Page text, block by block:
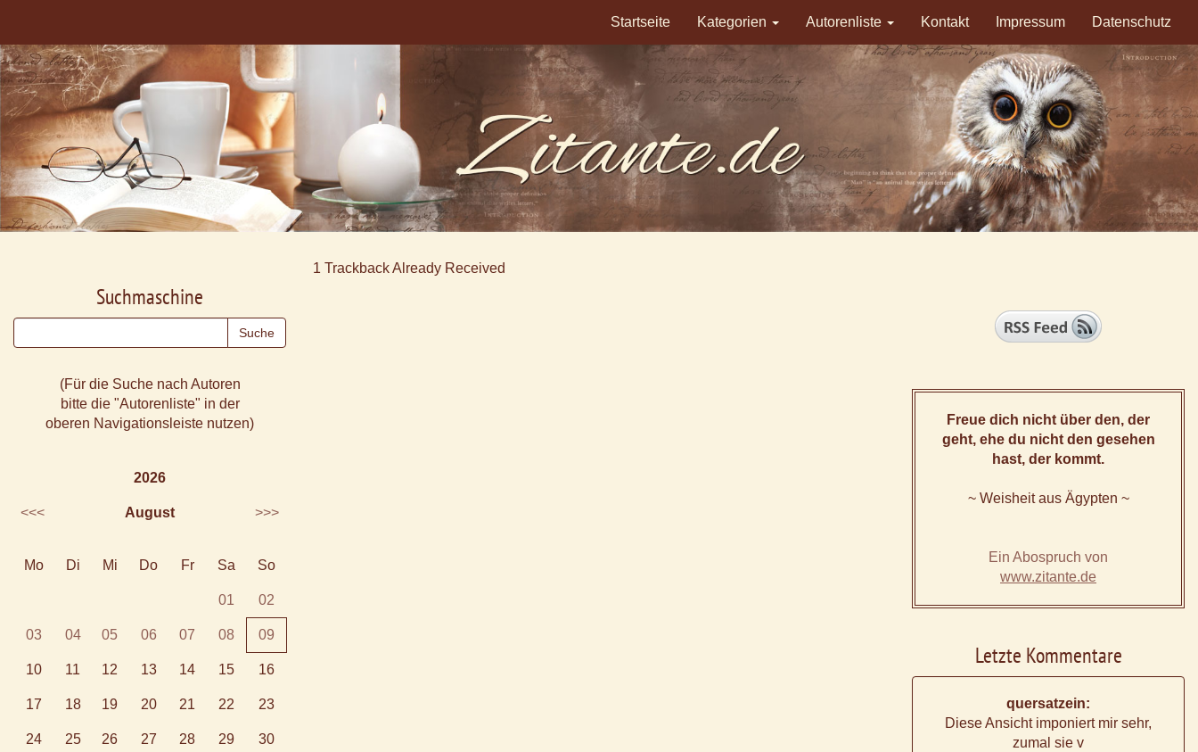
Startseite Kategorien Autorenliste Kontakt Impressum Datenschutz
1 Trackback Already Received
Suchmaschine
(Für die Suche nach Autoren
bitte die "Autorenliste" in der
oberen Navigationsleiste nutzen)
2026
<<< August >>>
Mo Di Mi Do Fr Sa So
01 02
03 04 05 06 07 08 09
10 11 12 13 14 15 16
17 18 19 20 21 22 23
24 25 26 27 28 29 30
Freue dich nicht über den, der
geht, ehe du nicht den gesehen
hast, der kommt.
~ Weisheit aus Ägypten ~
Ein Abospruch von
www.zitante.de
Letzte Kommentare
quersatzein:
Diese Ansicht imponiert mir sehr,
zumal sie v